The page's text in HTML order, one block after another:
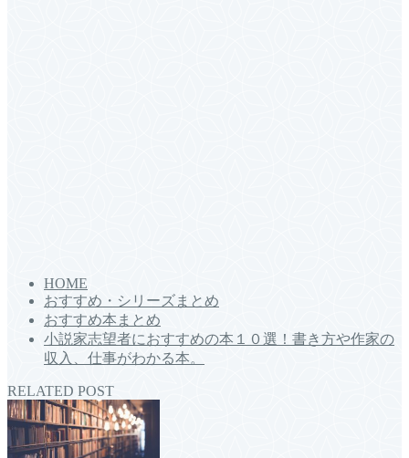
HOME
おすすめ・シリーズまとめ
おすすめ本まとめ
小説家志望者におすすめの本１０選！書き方や作家の
収入、仕事がわかる本。
RELATED POST